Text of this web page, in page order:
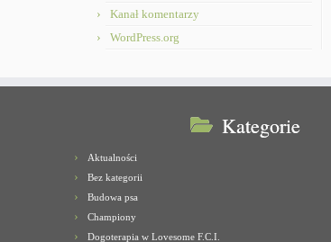
Kanał komentarzy
WordPress.org
Kategorie
Aktualności
Bez kategorii
Budowa psa
Championy
Dogoterapia w Lovesome F.C.I.